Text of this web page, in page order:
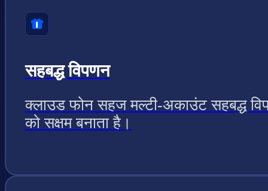
सहबद्ध विपणन
क्लाउड फोन सहज मल्टी-अकाउंट सहबद्ध
को सक्षम बनाता है।